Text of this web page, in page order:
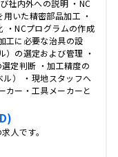
社内外への説明 ・NC
いた精密部品加工 ・
・NCプログラムの作成
工に必要な治具の設
）の選定および管理 ・
定判断 ・加工精度の
） ・現地スタッフへ
カー・工具メーカーと
人です。